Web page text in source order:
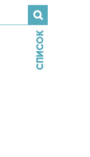
СПИСОК